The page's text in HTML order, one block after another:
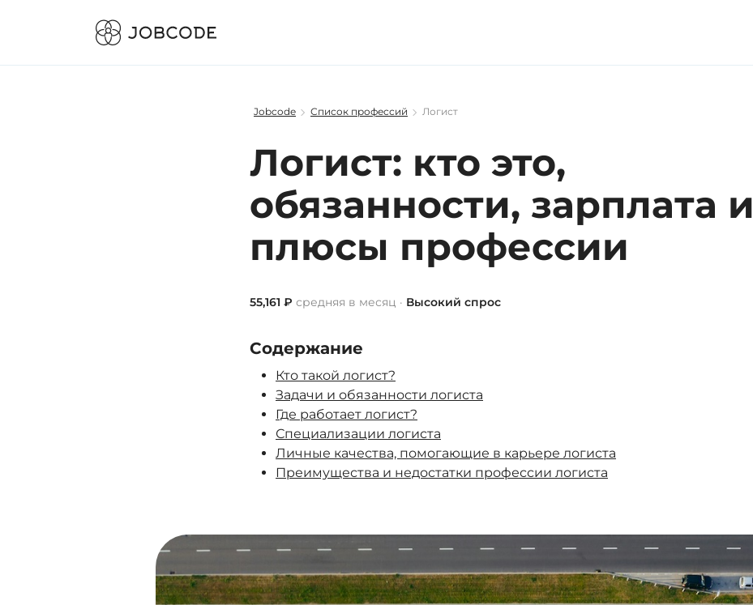
Jobcode Список профессий Логист
Логист: кто это,
обязанности, зарплата и
плюсы профессии
55,161 ₽ средняя в месяц · Высокий спрос
Содержание
Кто такой логист?
Задачи и обязанности логиста
Где работает логист?
Специализации логиста
Личные качества, помогающие в карьере логиста
Преимущества и недостатки профессии логиста